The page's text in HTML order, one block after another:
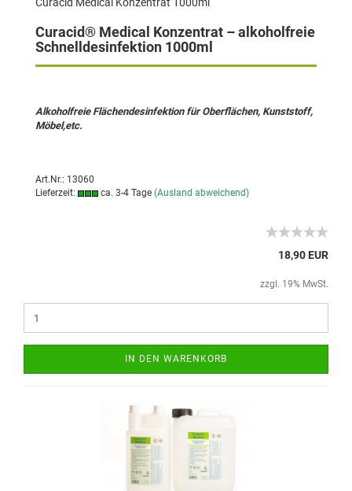
Curacid® Medical Konzentrat – alkoholfreie
Schnelldesinfektion 1000ml
Alkoholfreie Flächendesinfektion für Oberflächen, Kunststoff,
Möbel,etc.
Art.Nr.: 13060
Lieferzeit:
ca. 3-4 Tage (Ausland abweichend)
18,90 EUR
zzgl. 19% MwSt.
IN DEN WARENKORB